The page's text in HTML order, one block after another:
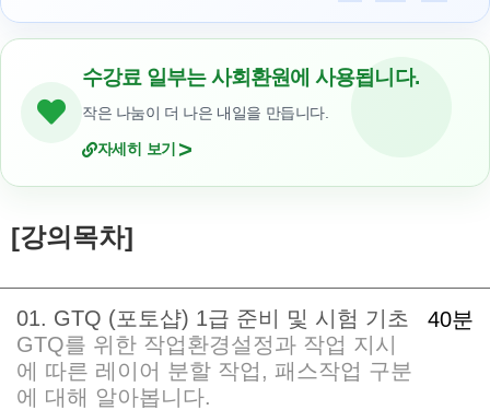
수강료 일부는 사회환원에 사용됩니다.
작은 나눔이 더 나은 내일을 만듭니다.
자세히 보기 >
[강의목차]
40분
01. GTQ (포토샵) 1급 준비 및 시험 기초
GTQ를 위한 작업환경설정과 작업 지시
에 따른 레이어 분할 작업, 패스작업 구분
에 대해 알아봅니다.